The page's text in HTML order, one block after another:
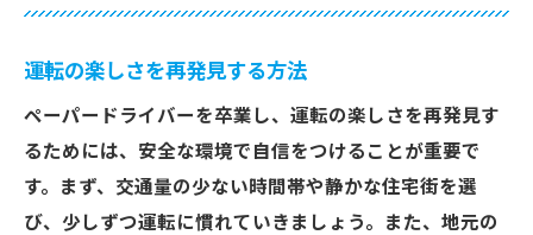
運転の楽しさを再発見する方法
ペーパードライバーを卒業し、運転の楽しさを再発見す
るためには、安全な環境で自信をつけることが重要で
す。まず、交通量の少ない時間帯や静かな住宅街を選
び、少しずつ運転に慣れていきましょう。また、地元の